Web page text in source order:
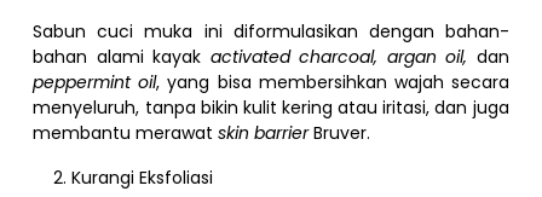
Sabun cuci muka ini diformulasikan dengan bahan-
bahan alami kayak activated charcoal, argan oil, dan
peppermint oil, yang bisa membersihkan wajah secara
menyeluruh, tanpa bikin kulit kering atau iritasi, dan juga
membantu merawatskin barrierBruver.
Kurangi Eksfoliasi